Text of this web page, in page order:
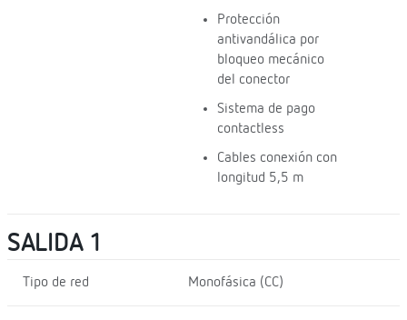
Protección
antivandálica por
bloqueo mecánico
del conector
Sistema de pago
contactless
Cables conexión con
longitud 5,5 m
SALIDA 1
Tipo de red Monofásica (CC)